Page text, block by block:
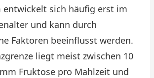
entwickelt sich häufig erst im
und kann durch
Faktoren beeinflusst werden.
liegt meist zwischen 10
Fruktose pro Mahlzeit und